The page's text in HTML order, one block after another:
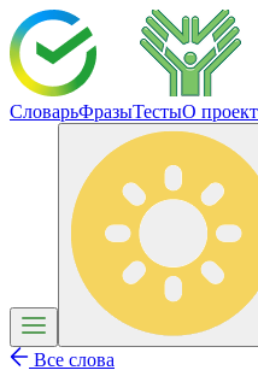
СловарьФразыТестыО
Все слова